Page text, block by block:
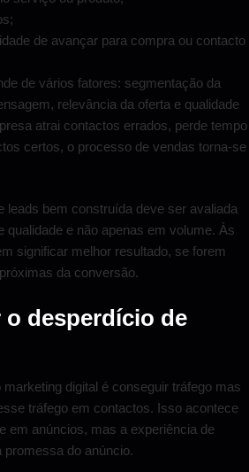
de avançar para compra ou contacto
de vários fatores: segmentação da
relevância da oferta e qualidade
atrai contactos errados, perde tempo
certos, o processo de vendas torna-se
leads bem construída deve ser avaliada
qualidade e não apenas em volume. Às
significar melhor resultado, se forem
da conversão.
desperdício de
digital é conseguir tráfego mas
tráfego em contactos. Isso acontece
em anúncios, mas a experiência de
promessa do anúncio.